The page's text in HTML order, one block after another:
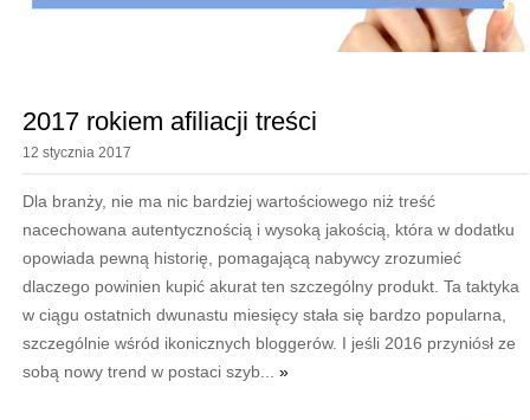
2017 rokiem afiliacji treści
12 stycznia 2017
Dla branży, nie ma nic bardziej wartościowego niż treść
nacechowana autentycznością i wysoką jakością, która w dodatku
opowiada pewną historię, pomagającą nabywcy zrozumieć
dlaczego powinien kupić akurat ten szczególny produkt. Ta taktyka
w ciągu ostatnich dwunastu miesięcy stała się bardzo popularna,
szczególnie wśród ikonicznych bloggerów. I jeśli 2016 przyniósł ze
sobą nowy trend w postaci szyb... »